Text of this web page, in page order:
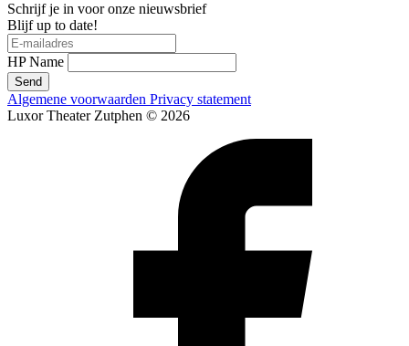
Schrijf je in voor onze nieuwsbrief
Blijf up to date!
HP Name
Send
Algemene voorwaarden Privacy statement
Luxor Theater Zutphen © 2026